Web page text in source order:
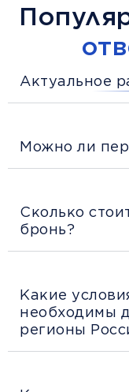
Актуальное
Можно ли
Сколько
бронь?
Какие
необходимы
регионы